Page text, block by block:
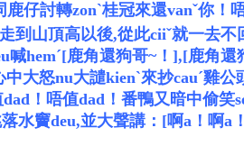
仔討轉zonˋ桂冠來還vanˇ你！
到山頂高以後,從此ciiˇ就一去
喊hemˊ[鹿角還狗哥~！],[鹿角還
怒nu大譴kienˋ來抄cauˊ雞
！唔值dad！番鴨又暗中偷笑
水竇deu,並大聲講：[啊a！啊a